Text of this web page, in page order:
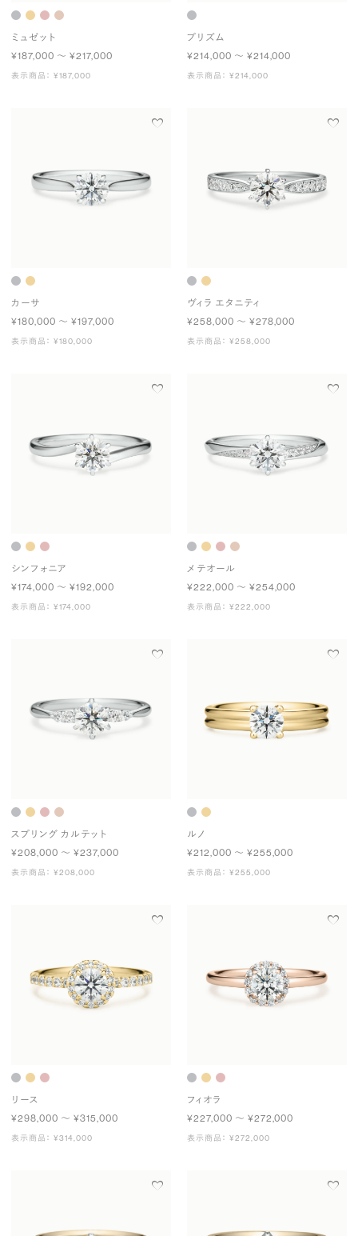
ミュゼット
¥187,000 〜 ¥217,000
表示商品： ¥187,000
プリズム
¥214,000 〜 ¥214,000
表示商品： ¥214,000
カーサ
¥180,000 〜 ¥197,000
表示商品： ¥180,000
ヴィラ エタニティ
¥258,000 〜 ¥278,000
表示商品： ¥258,000
シンフォニア
¥174,000 〜 ¥192,000
表示商品： ¥174,000
メテオール
¥222,000 〜 ¥254,000
表示商品： ¥222,000
スプリング カルテット
¥208,000 〜 ¥237,000
表示商品： ¥208,000
ルノ
¥212,000 〜 ¥255,000
表示商品： ¥255,000
リース
¥298,000 〜 ¥315,000
表示商品： ¥314,000
フィオラ
¥227,000 〜 ¥272,000
表示商品： ¥272,000